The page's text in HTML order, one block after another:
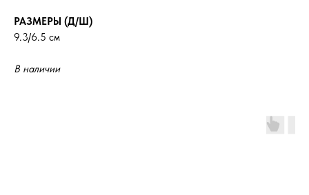
РАЗМЕРЫ (Д/Ш)
9.3/6.5 см
В наличии